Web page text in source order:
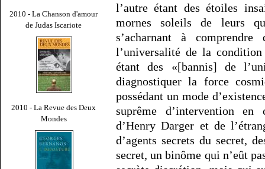
2010 - La Chanson d'amour
de Judas Iscariote
2010 - La Revue des Deux
Mondes
l’autre étant des étoiles
mornes soleils de leurs
s’acharnant à
l’universalité de la
étant des «[bannis] de
diagnostiquer la force
possédant un mode
suprême d’intervention
d’Henry Darger et de
d’agents secrets du secret,
secret, un binôme qui n’eût